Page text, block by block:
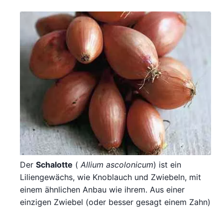
Der Schalotte ( Allium ascolonicum) ist ein
Liliengewächs, wie Knoblauch und Zwiebeln, mit
einem ähnlichen Anbau wie ihrem. Aus einer
einzigen Zwiebel (oder besser gesagt einem Zahn)